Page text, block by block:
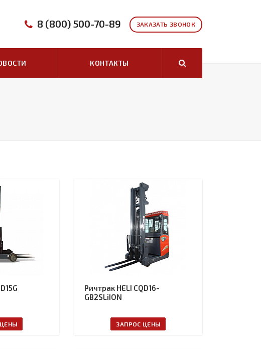
ЗАКАЗАТЬ ЗВОНОК
8 (800) 500-70-89
КОНТАКТЫ
Ричтрак HELI CQD16-
GB2SLiION
ЗАПРОС ЦЕНЫ